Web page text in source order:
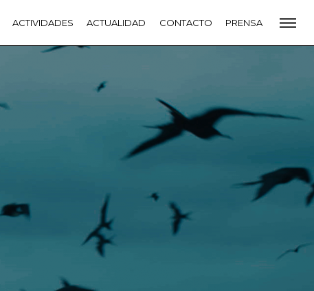
ACTIVIDADES ACTUALIDAD CONTACTO PRENSA
PREMIOS GOYA FUNDACIÓN
CONTACTO